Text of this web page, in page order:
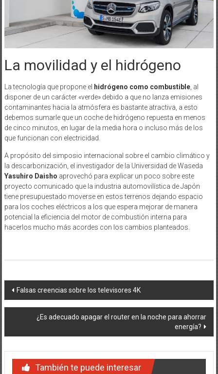
La movilidad y el hidrógeno
La tecnología que propone el hidrógeno como combustible, al
disponer de un carácter «verde» debido a que no lanza emisiones
contaminantes hacia la atmósfera es bastante atractiva, a esto
debemos sumarle que un coche de hidrógeno repuesta en menos
de cinco minutos, en lugar de la media hora o incluso más de los
que funcionan con electricidad.
A propósito del simposio internacional sobre el cambio climático y
la descarbonización, el investigador de la Universidad de Waseda
Yasuhiro Daisho aprovechó para explicar un poco sobre este
proyecto comunicado que la industria automovilística de Japón
tiene presupuestado moverse en estos terrenos dejando espacio
para los coches eléctricos a los que espera mejorar de manera
potencial la eficiencia del motor de combustión interna para
hacerlos mucho más acordes con los cambios planteados.
Navegación
de
entradas
Falsas creencias sobre los televisores 4K
¿Es adecuado apagar el router en la noche para ahorrar
energía?
También te puede interesar